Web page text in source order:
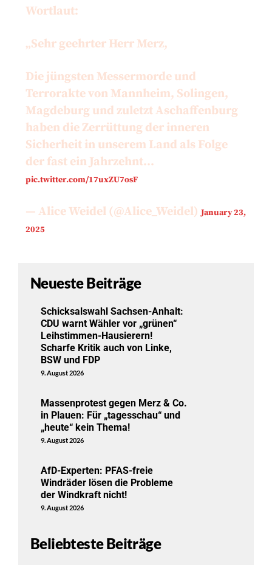
Wortlaut:
„Sehr geehrter Herr Merz,
Die jüngsten Messermorde und
Terrorakte von Mannheim, Solingen,
Magdeburg und zuletzt Aschaffenburg
haben die Zerrüttung der inneren
Sicherheit in unserem Land als Folge
der fast ein Jahrzehnt…
pic.twitter.com/17uxZU7osF
— Alice Weidel (@Alice_Weidel)January 23,
2025
Neueste Beiträge
Schicksalswahl Sachsen-Anhalt:
CDU warnt Wähler vor „grünen“
Leihstimmen-Hausierern!
Scharfe Kritik auch von Linke,
BSW und FDP
9. August 2026
Massenprotest gegen Merz & Co.
in Plauen: Für „tagesschau“ und
„heute“ kein Thema!
9. August 2026
AfD-Experten: PFAS-freie
Windräder lösen die Probleme
der Windkraft nicht!
9. August 2026
Beliebteste Beiträge